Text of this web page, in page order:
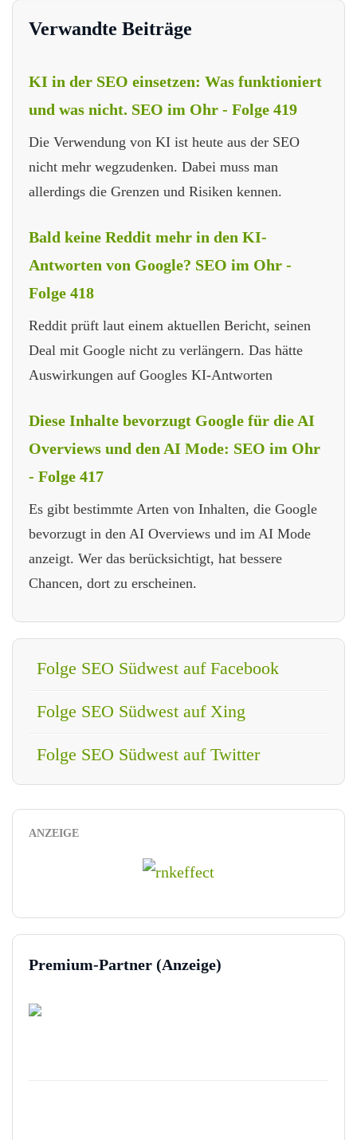
Verwandte Beiträge
KI in der SEO einsetzen: Was funktioniert
und was nicht. SEO im Ohr - Folge 419
Die Verwendung von KI ist heute aus der SEO
nicht mehr wegzudenken. Dabei muss man
allerdings die Grenzen und Risiken kennen.
Bald keine Reddit mehr in den KI-
Antworten von Google? SEO im Ohr -
Folge 418
Reddit prüft laut einem aktuellen Bericht, seinen
Deal mit Google nicht zu verlängern. Das hätte
Auswirkungen auf Googles KI-Antworten
Diese Inhalte bevorzugt Google für die AI
Overviews und den AI Mode: SEO im Ohr
- Folge 417
Es gibt bestimmte Arten von Inhalten, die Google
bevorzugt in den AI Overviews und im AI Mode
anzeigt. Wer das berücksichtigt, hat bessere
Chancen, dort zu erscheinen.
Folge SEO Südwest auf Facebook
Folge SEO Südwest auf Xing
Folge SEO Südwest auf Twitter
ANZEIGE
Premium-Partner (Anzeige)